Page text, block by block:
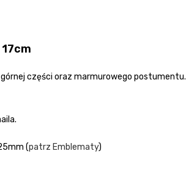
części oraz marmurowego postumentu.
(patrz Emblematy)